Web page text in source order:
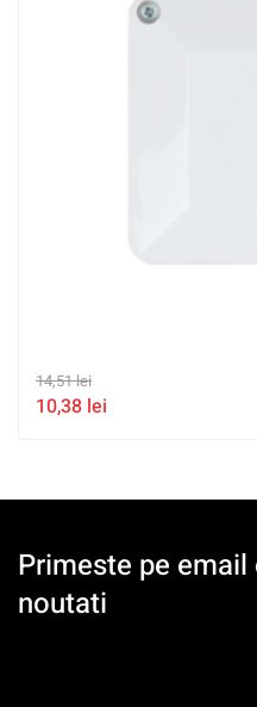
14,51lei
10,38 lei
Primeste pe
noutati